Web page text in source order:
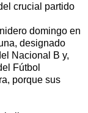
crucial partido
domingo en
designado
Nacional B y,
Fútbol
porque sus